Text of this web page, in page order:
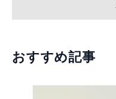
おすすめ記事